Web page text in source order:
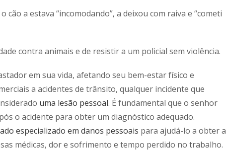
cão a estava “incomodando”, a deixou com raiva e “cometi
contra animais e de resistir a um policial sem violência.
em sua vida, afetando seu bem-estar físico e
a acidentes de trânsito, qualquer incidente que
uma lesão pessoal. É fundamental que o senhor
o acidente para obter um diagnóstico adequado.
especializado em danos pessoais para ajudá-lo a obter a
médicas, dor e sofrimento e tempo perdido no trabalho.